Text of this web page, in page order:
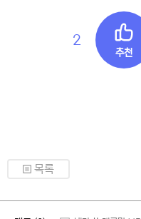
2
추천
목록